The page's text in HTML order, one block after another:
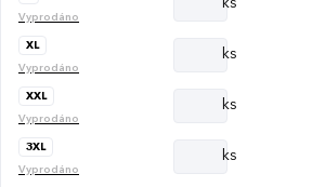
Vyprodáno
ks
XL
Vyprodáno
ks
XXL
Vyprodáno
ks
3XL
Vyprodáno
ks